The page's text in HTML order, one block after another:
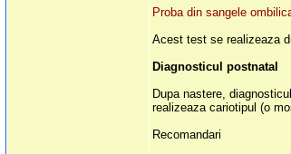
Proba din sangele
Acest test se realizeaza
Diagnosticul postnatal
Dupa nastere,
realizeaza cariotipul (o
Recomandari